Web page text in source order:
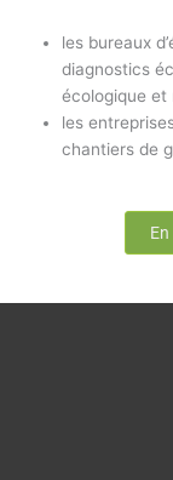
les bureaux
diagnostics
écologique et
les
chantiers de